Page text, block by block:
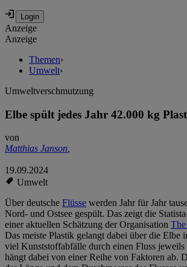
Anzeige
Anzeige
Themen›
Umwelt›
Umweltverschmutzung
Elbe spült jedes Jahr 42.000 kg
von
Matthias Janson,
19.09.2024
Umwelt
Über deutsche Flüsse werden Jahr für Jahr
Nord- und Ostsee gespült. Das zeigt die
einer aktuellen Schätzung der Organisation
Das meiste Plastik gelangt dabei über die Elbe
viel Kunststoffabfälle durch einen Fluss jeweils
hängt dabei von einer Reihe von Faktoren ab.